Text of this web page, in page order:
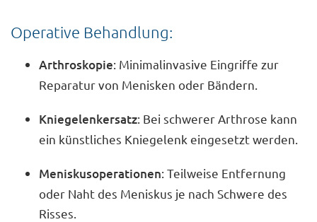
Operative Behandlung:
Arthroskopie: Minimalinvasive Eingriffe zur
Reparatur von Menisken oder Bändern.
Kniegelenkersatz: Bei schwerer Arthrose kann
ein künstliches Kniegelenk eingesetzt werden.
Meniskusoperationen: Teilweise Entfernung
oder Naht des Meniskus je nach Schwere des
Risses.